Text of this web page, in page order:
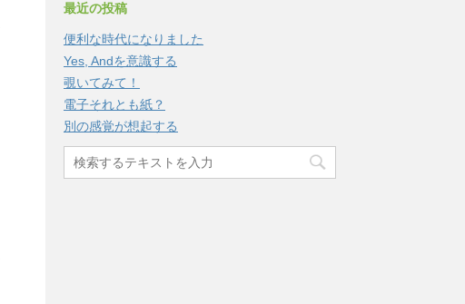
最近の投稿
便利な時代になりました
Yes, Andを意識する
覗いてみて！
電子それとも紙？
別の感覚が想起する